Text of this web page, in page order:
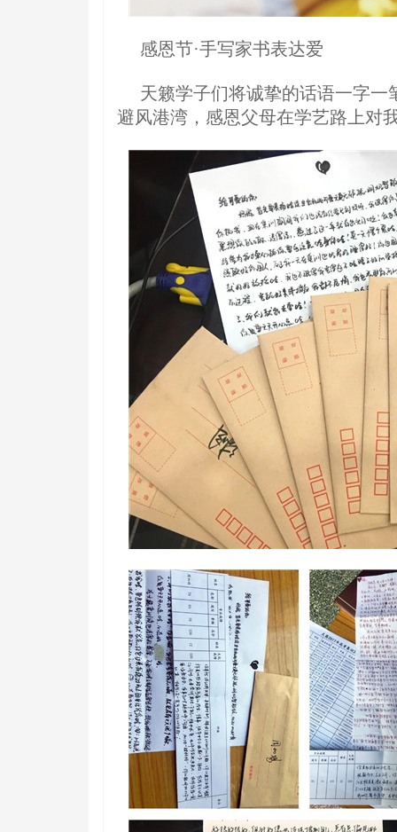
感恩节·手写家书表达爱
天籁学子们将诚挚的话语一字
避风港湾，感恩父母在学艺路上对